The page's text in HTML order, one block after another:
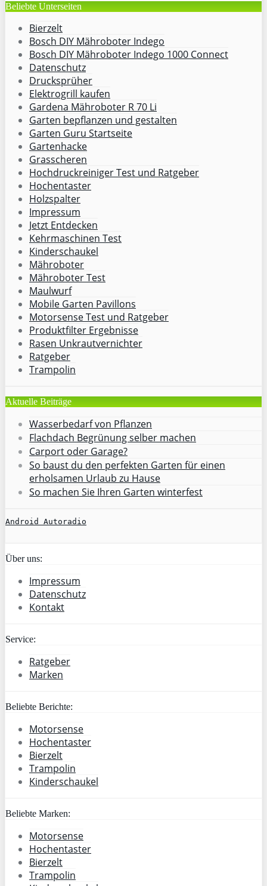
Beliebte Unterseiten
Bierzelt
Bosch DIY Mähroboter Indego
Bosch DIY Mähroboter Indego 1000 Connect
Datenschutz
Drucksprüher
Elektrogrill kaufen
Gardena Mähroboter R 70 Li
Garten bepflanzen und gestalten
Garten Guru Startseite
Gartenhacke
Grasscheren
Hochdruckreiniger Test und Ratgeber
Hochentaster
Holzspalter
Impressum
Jetzt Entdecken
Kehrmaschinen Test
Kinderschaukel
Mähroboter
Mähroboter Test
Maulwurf
Mobile Garten Pavillons
Motorsense Test und Ratgeber
Produktfilter Ergebnisse
Rasen Unkrautvernichter
Ratgeber
Trampolin
Aktuelle Beiträge
Wasserbedarf von Pflanzen
Flachdach Begrünung selber machen
Carport oder Garage?
So baust du den perfekten Garten für einen
erholsamen Urlaub zu Hause
So machen Sie Ihren Garten winterfest
Android Autoradio
Über uns:
Impressum
Datenschutz
Kontakt
Service:
Ratgeber
Marken
Beliebte Berichte:
Motorsense
Hochentaster
Bierzelt
Trampolin
Kinderschaukel
Beliebte Marken:
Motorsense
Hochentaster
Bierzelt
Trampolin